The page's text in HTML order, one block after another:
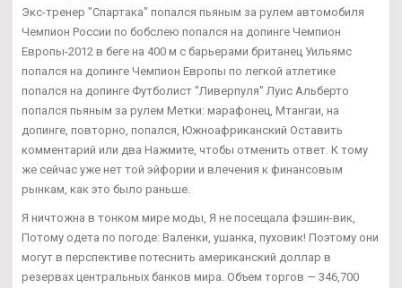
Экс-тренер "Спартака" попался пьяным за рулем автомобиля
Чемпион России по бобслею попался на допинге Чемпион
Европы-2012 в беге на 400 м с барьерами британец Уильямс
попался на допинге Чемпион Европы по легкой атлетике
попался на допинге Футболист "Ливерпуля" Луис Альберто
попался пьяным за рулем Метки: марафонец, Мтангаи, на
допинге, повторно, попался, Южноафриканский Оставить
комментарий или два Нажмите, чтобы отменить ответ. К тому
же сейчас уже нет той эйфории и влечения к финансовым
рынкам, как это было раньше.
Я ничтожна в тонком мире моды, Я не посещала фэшин-вик,
Потому одета по погоде: Валенки, ушанка, пуховик! Поэтому они
могут в перспективе потеснить американский доллар в
резервах центральных банков мира. Объем торгов — 346,700